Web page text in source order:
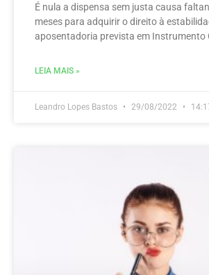
É nula a dispensa sem justa causa
meses para adquirir o direito à
aposentadoria prevista em Instrumento
LEIA MAIS »
Leandro Lopes Bastos 29/08/2022